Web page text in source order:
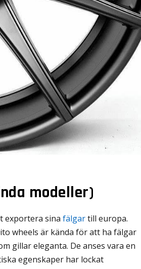
modeller)
exportera sina fälgartill europa.
wheels är kända för att ha fälgar
gillar eleganta. De anses vara en
egenskaper har lockat